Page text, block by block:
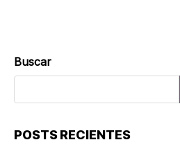
Buscar
POSTS RECIENTES